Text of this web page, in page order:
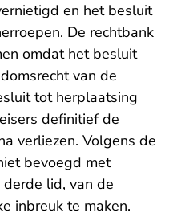
en het besluit
De rechtbank
omdat het besluit
van de
tot herplaatsing
definitief de
verliezen. Volgens de
bevoegd met
lid, van de
inbreuk te maken.